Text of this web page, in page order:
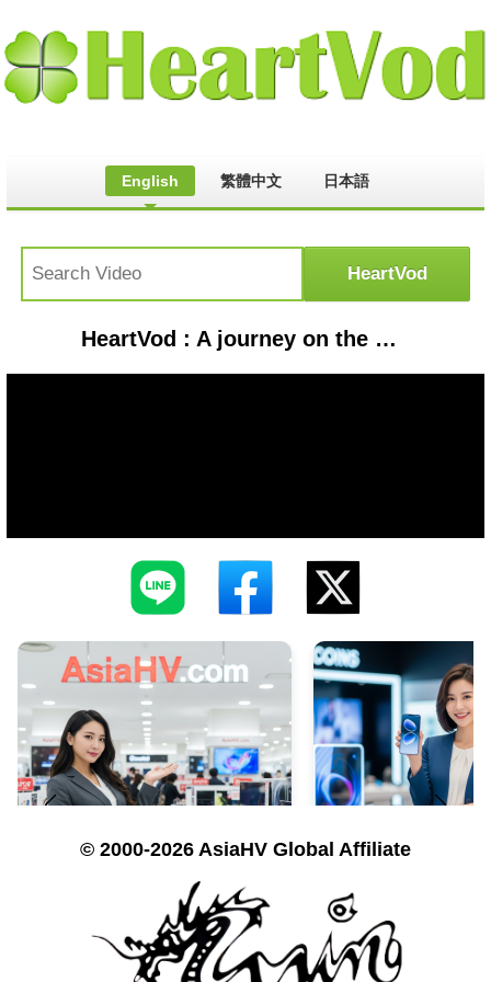
English 繁體中文 日本語
HeartVod : A journey on the Dutch Flyer
© 2000-2026 AsiaHV Global Affiliate